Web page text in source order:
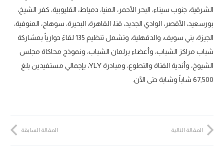
الشرقية، جنوب سيناء، البحر الأحمر، المنيا، دمياط، القليوبية، كفر الشيخ،
بورسعيد، الأقصر، الوادي الجديد، قنا، القاهرة، البحيرة، سوهاج، المنوفية،
الجيزة، بني سويف، والدقهلية، وتشمل تنظيم 135 لقاءً حوارياً بمشاركة
شباب مراكز الشباب، وأعضاء برلمان الشباب، ونموذج محاكاة مجلس
الشيوخ، وأندية الفتاة والتطوع، ومبادرة YLY، بإجمالي مستفيدين بلغ
67,500 شاباً وشابة حتى الآن.
المقالة السابقة المقالة التالية